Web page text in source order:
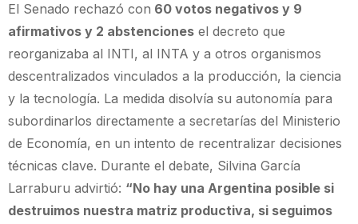
El Senado rechazó con 60 votos negativos y 9
afirmativos y 2 abstenciones el decreto que
reorganizaba al INTI, al INTA y a otros organismos
descentralizados vinculados a la producción, la ciencia
y la tecnología. La medida disolvía su autonomía para
subordinarlos directamente a secretarías del Ministerio
de Economía, en un intento de recentralizar decisiones
técnicas clave. Durante el debate, Silvina García
Larraburu advirtió: “No hay una Argentina posible si
destruimos nuestra matriz productiva, si seguimos